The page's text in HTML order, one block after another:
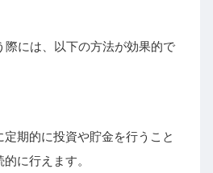
際には、以下の方法が効果的で
定期的に投資や貯金を行うこと
に行えます。